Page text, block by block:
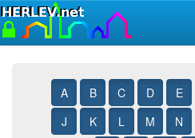
A B C D E
J
K L M N